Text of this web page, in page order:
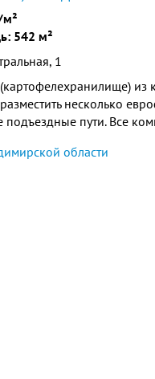
542 м²
1
несколько
пути. Все
области